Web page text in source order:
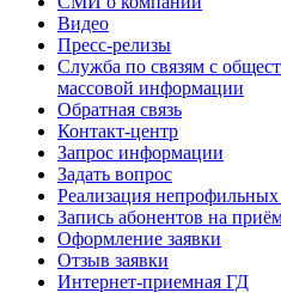
Видео
Пресс-релизы
Служба по связям с
массовой информации
Обратная связь
Контакт-центр
Запрос информации
Задать вопрос
Реализация непрофильных
Запись абонентов на
Оформление заявки
Отзыв заявки
Интернет-приемная ГД